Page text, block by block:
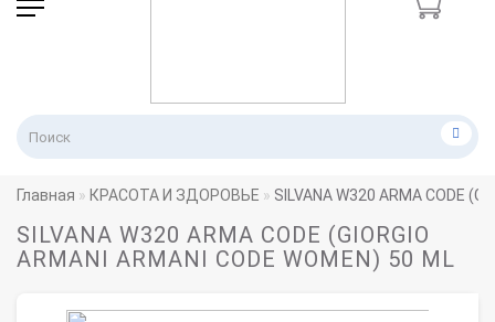
Главная КРАСОТА И ЗДОРОВЬЕ SILVANA W320 ARMA CODE
SILVANA W320 ARMA CODE (GIORGIO
ARMANI ARMANI CODE WOMEN) 50 ML